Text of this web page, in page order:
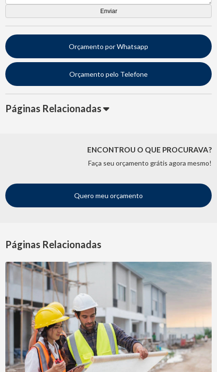
Orçamento por Whatsapp
Orçamento pelo Telefone
Páginas Relacionadas
ENCONTROU O QUE PROCURAVA?
Faça seu orçamento grátis agora mesmo!
Quero meu orçamento
Páginas Relacionadas